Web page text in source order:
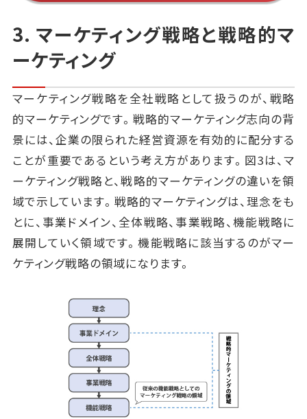
3. マーケティング戦略と戦略的マ
ーケティング
マーケティング戦略を全社戦略として扱うのが、戦略
的マーケティングです。戦略的マーケティング志向の背
景には、企業の限られた経営資源を有効的に配分する
ことが重要であるという考え方があります。図3は、マ
ーケティング戦略と、戦略的マーケティングの違いを領
域で示しています。戦略的マーケティングは、理念をも
とに、事業ドメイン、全体戦略、事業戦略、機能戦略に
展開していく領域です。機能戦略に該当するのがマー
ケティング戦略の領域になります。